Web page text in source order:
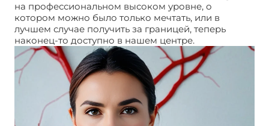
на профессиональном высоком уровне, о
котором можно было только мечтать, или в
лучшем случае получить за границей, теперь
наконец-то доступно в нашем центре.